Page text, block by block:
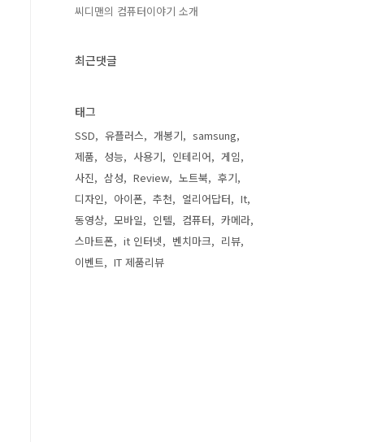
씨디맨의 컴퓨터이야기 소개
최근댓글
태그
SSD 유플러스 개봉기
samsung
제품
성능 사용기 인테리어
게임
사진
삼성 Review 노트북
후기
디자인
아이폰 추천 얼리어답터
It
동영상
모바일 인텔 컴퓨터
카메라
스마트폰
it 인터넷 벤치마크
리뷰
이벤트
IT 제품리뷰